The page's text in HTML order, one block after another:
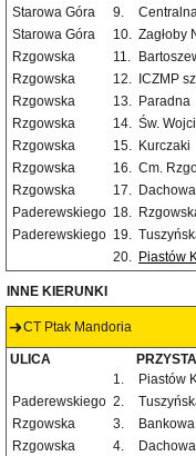
Starowa Góra
9.
Starowa Góra
10. Zagłoby
Rzgowska
11.
Rzgowska
12.
ICZMP
Rzgowska
13. Paradna
Rzgowska
14. Św.
Rzgowska
15. Kurczaki
Rzgowska
16. Cm.
Rzgowska
17. Dachowa
Paderewskiego 18.
Paderewskiego 19.
20. Piastów
INNE KIERUNKI
CT Ptak Mandoria
ULICA
1.
Piastów
Paderewskiego 2.
Rzgowska
3.
Bankowa
Rzgowska
4.
Dachowa